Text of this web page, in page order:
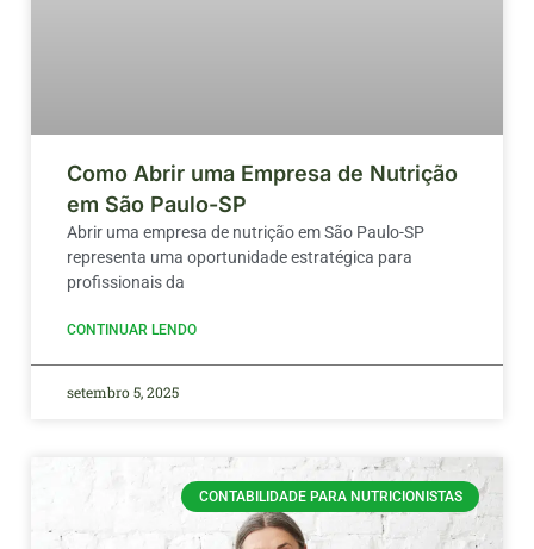
Como Abrir uma Empresa de Nutrição
em São Paulo-SP
Abrir uma empresa de nutrição em São Paulo-SP
representa uma oportunidade estratégica para
profissionais da
CONTINUAR LENDO
setembro 5, 2025
CONTABILIDADE PARA NUTRICIONISTAS